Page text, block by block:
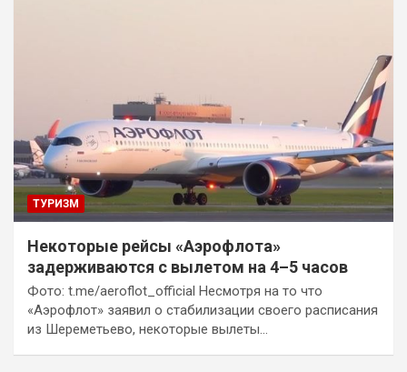
ТУРИЗМ
Некоторые рейсы «Аэрофлота»
задерживаются с вылетом на 4–5 часов
Фото: t.me/aeroflot_official Несмотря на то что
«Аэрофлот» заявил о стабилизации своего расписания
из Шереметьево, некоторые вылеты…